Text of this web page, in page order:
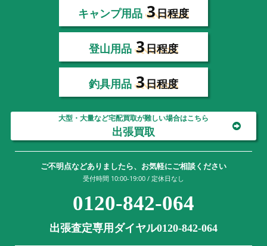
キャンプ用品 3日程度
登山用品 3日程度
釣具用品 3日程度
大型・大量など宅配買取が難しい場合はこちら
出張買取
ご不明点などありましたら、お気軽にご相談ください
受付時間 10:00-19:00 / 定休日なし
0120-842-064
出張査定専用ダイヤル0120-842-064